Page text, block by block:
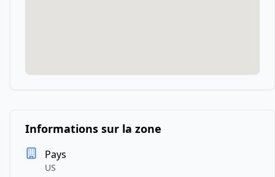
Informations sur la zone
Pays
US